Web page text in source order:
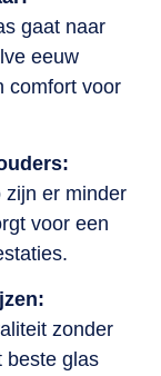
gaat naar
eeuw
comfort voor
zijn er minder
voor een
zonder
beste glas